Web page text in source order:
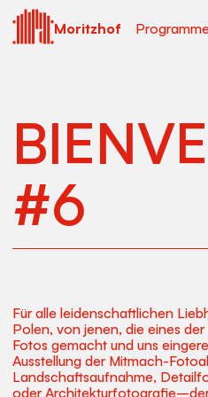
Moritzhof
#6
Für alle leidenschaftlichen
Polen, von jenen, die eines
Fotos gemacht und uns
Ausstellung der Mitmach-
Landschaftsaufnahme,
oder